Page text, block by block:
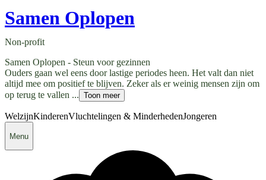
Samen Oplopen
Non-profit
Samen Oplopen - Steun voor gezinnen
Ouders gaan wel eens door lastige periodes heen. Het valt dan niet
altijd mee om positief te blijven. Zeker als er weinig mensen zijn om
op terug te vallen ... Toon meer
WelzijnKinderenVluchtelingen & MinderhedenJongeren
Menu